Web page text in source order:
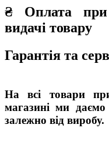
₴ Оплата
видачі товару
Гарантія та
На всі товари
магазині ми
залежно від виробу.